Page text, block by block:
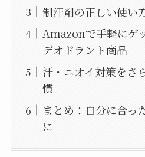
制汗剤の正しい使い
Amazonで手軽にゲ
デオドラント商品
汗・ニオイ対策をさ
慣
まとめ：自分に合っ
に